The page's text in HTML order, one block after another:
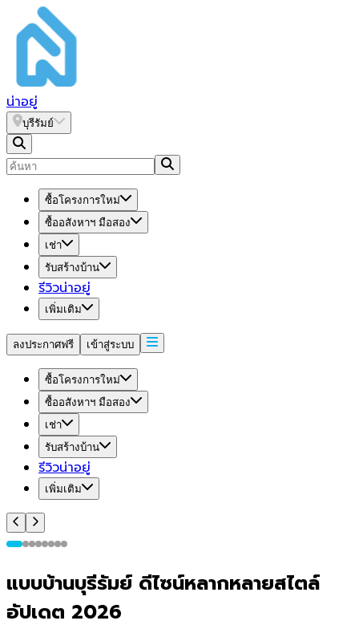
น่าอยู่
บุรีรัมย์
ซื้อโครงการใหม่
ซื้ออสังหาฯ มือสอง
เช่า
รับสร้างบ้าน
รีวิวน่าอยู่
เพิ่มเติม
ลงประกาศฟรี เข้าสู่ระบบ
ซื้อโครงการใหม่
ซื้ออสังหาฯ มือสอง
เช่า
รับสร้างบ้าน
รีวิวน่าอยู่
เพิ่มเติม
แบบบ้านบุรีรัมย์ ดีไซน์หลากหลายสไตล์
อัปเดต 2026